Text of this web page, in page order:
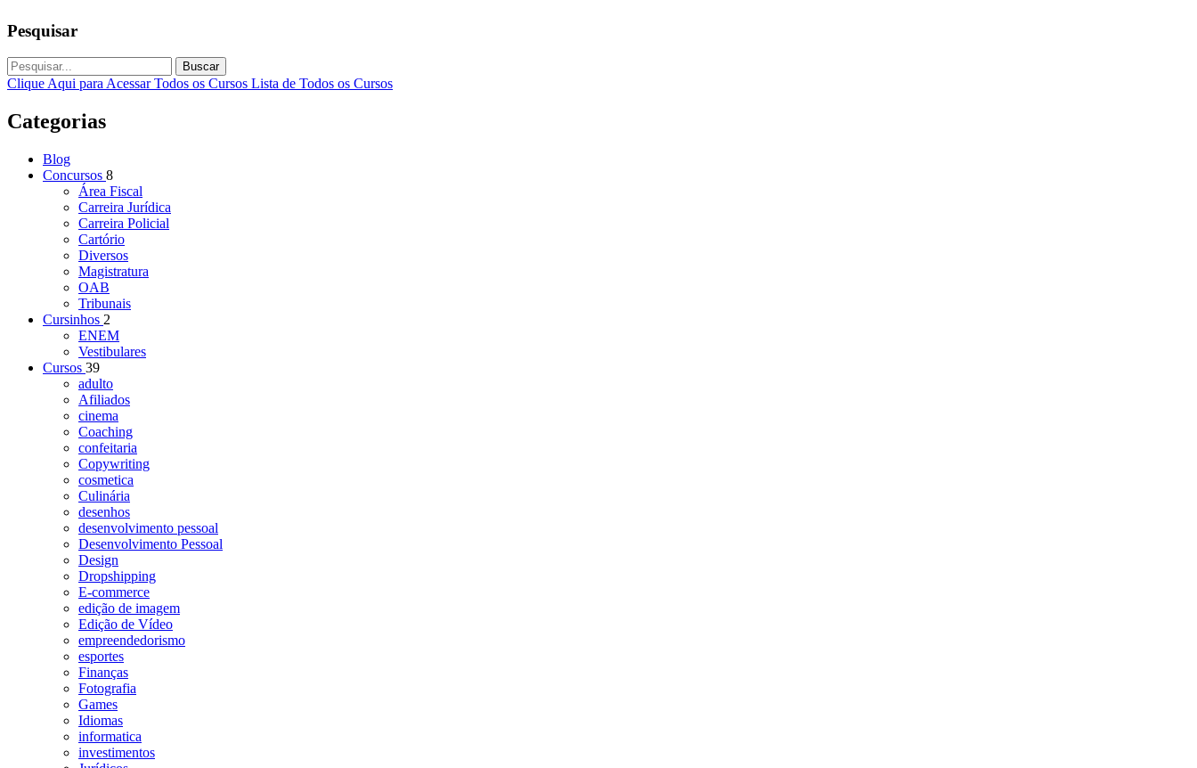
Pesquisar
Buscar
Clique Aqui para Acessar Todos os Cursos Lista de Todos os Cursos
Categorias
Blog
Concursos 8
Área Fiscal
Carreira Jurídica
Carreira Policial
Cartório
Diversos
Magistratura
OAB
Tribunais
Cursinhos 2
ENEM
Vestibulares
Cursos 39
adulto
Afiliados
cinema
Coaching
confeitaria
Copywriting
cosmetica
Culinária
desenhos
desenvolvimento pessoal
Desenvolvimento Pessoal
Design
Dropshipping
E-commerce
edição de imagem
Edição de Vídeo
empreendedorismo
esportes
Finanças
Fotografia
Games
Idiomas
informatica
investimentos